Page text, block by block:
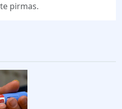
pirmas.